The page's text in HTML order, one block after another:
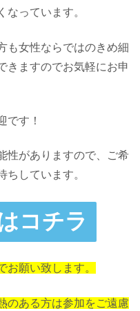
なっています。
も女性ならではのきめ細
きますのでお気軽にお申
です！
性がありますので、ご希
ちしています。
コチラ
願い致します。
のある方は参加をご遠慮